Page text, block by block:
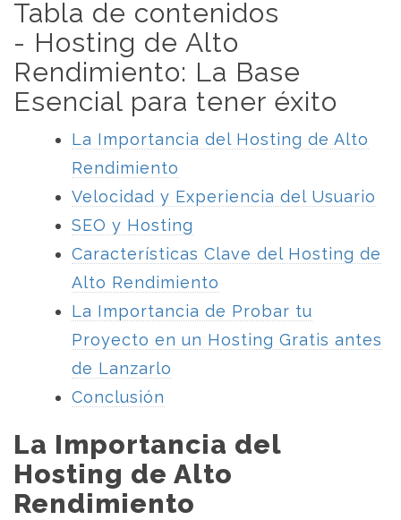
Tabla de contenidos
- Hosting de Alto
Rendimiento: La Base
Esencial para tener éxito
La Importancia del Hosting de Alto
Rendimiento
Velocidad y Experiencia del Usuario
SEO y Hosting
Características Clave del Hosting de
Alto Rendimiento
La Importancia de Probar tu
Proyecto en un Hosting Gratis antes
de Lanzarlo
Conclusión
La Importancia del
Hosting de Alto
Rendimiento